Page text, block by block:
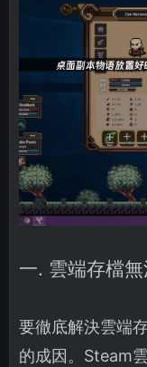
一. 雲端存檔
要徹底解決雲端
的成因。Steam